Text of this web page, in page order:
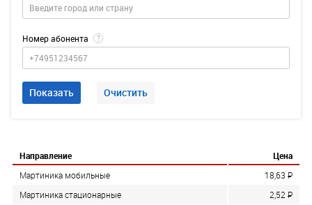
Номер абонента ?
Показать Очистить
Направление
Цена
Мартиника мобильные
18,63 P
Мартиника стационарные
2,52 P